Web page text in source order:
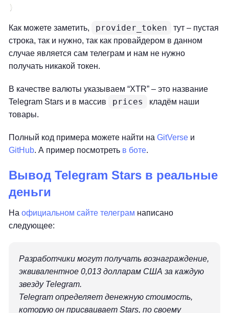
Как можете заметить, provider_token
тут – пустая
строка, так и нужно, так как провайдером в данном
случае является сам телеграм и нам не нужно
получать никакой токен.
В качестве валюты указываем “XTR” – это название
Telegram Stars и в массив
prices
кладём наши
товары.
Полный код примера можете найти наGitVerse и
GitHub. А пример посмотреть в боте.
Вывод Telegram Stars в реальные
деньги
Наофициальном сайте телеграм написано
следующее:
Разработчики могут получать вознаграждение,
эквивалентное 0,013 долларам США за каждую
звезду Telegram.
Telegram определяет денежную стоимость,
которую он присваивает Stars, по своему